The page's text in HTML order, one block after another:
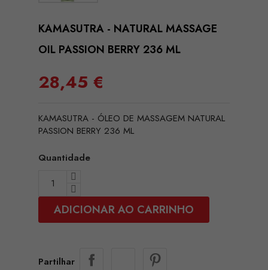
KAMASUTRA - NATURAL MASSAGE
OIL PASSION BERRY 236 ML
28,45 €
KAMASUTRA - ÓLEO DE MASSAGEM NATURAL
PASSION BERRY 236 ML
Quantidade
ADICIONAR AO CARRINHO
Partilhar